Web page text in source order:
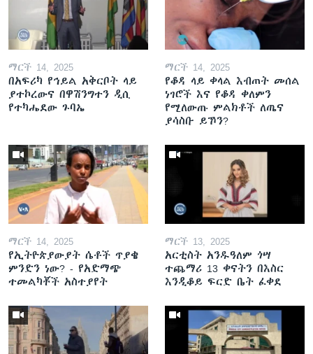
ማርች 14, 2025
በአፍሪካ የኅይል አቅርቦት ላይ
ያተኮረውና በዋሽንግተን ዲሲ
የተካሔደው ጉባኤ
ማርች 14, 2025
የቆዳ ላይ ቀላል እብጠት መሰል
ነገሮች እና የቆዳ ቀለምን
የሚለውጡ ምልክቶች ለጤና
ያሳስቡ ይኾን?
ማርች 14, 2025
የኢትዮጵያውያት ሴቶች ጥያቄ
ምንድን ነው? - የአድማጭ
ተመልካቾች አስተያየት
ማርች 13, 2025
አርቲስት አንዱዓለም ጎሣ
ተጨማሪ 13 ቀናትን በእስር
እንዲቆይ ፍርድ ቤት ፈቀደ